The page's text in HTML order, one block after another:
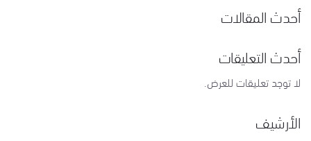
أحدث المقالات
أحدث التعليقات
لا توجد تعليقات للعرض.
الأرشيف